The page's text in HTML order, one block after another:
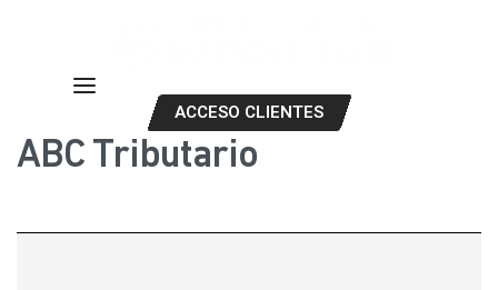
ACCESO CLIENTES
ABC Tributario